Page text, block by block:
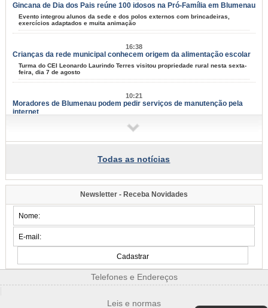
Gincana de Dia dos Pais reúne 100 idosos na Pró-Família em Blumenau
Evento integrou alunos da sede e dos polos externos com brincadeiras,
exercícios adaptados e muita animação
16:38
Crianças da rede municipal conhecem origem da alimentação escolar
Turma do CEI Leonardo Laurindo Terres visitou propriedade rural nesta sexta-
feira, dia 7 de agosto
10:21
Moradores de Blumenau podem pedir serviços de manutenção pela
internet
Samae faz campanha para grandes geradores de lixo
para explicar sobre a lei
confira
Música, arte e cultura marcam mais um fim de semana na cidade
07:34
Famílias do Loteamento Arnold Zickuhr recebem regularização dos
imóveis após 23 anos
Prefeitura entrega documentação de 18 lotes na Velha Central; espera
começou em 2003
Todas as notícias
Newsletter - Receba Novidades
Telefones e Endereços
Leis e normas